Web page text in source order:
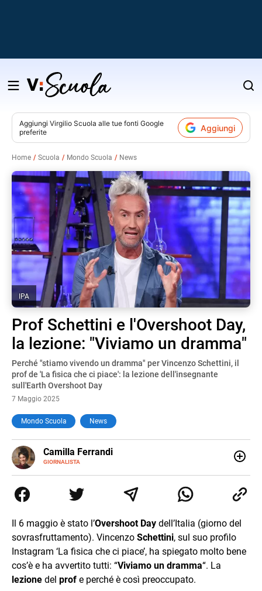
Salta
contenuto
Aggiungi Virgilio Scuola alle tue fonti Google
preferite
Aggiungi
Home Scuola Mondo Scuola News
IPA
Prof Schettini e l'Overshoot Day,
la lezione: "Viviamo un dramma"
Perché "stiamo vivendo un dramma" per Vincenzo Schettini, il
prof de 'La fisica che ci piace': la lezione dell'insegnante
sull'Earth Overshoot Day
7 Maggio 2025
Mondo Scuola News
Camilla Ferrandi
GIORNALISTA
E-
MAIL
LINKEDIN
di trasformare la passione per la scrittura in un lavoro, e
da lì non mi sono più fermata. L’attualità è il mio pane
mente.
Il 6 maggio è stato l’Overshoot Day dell’Italia (giorno del
sovrasfruttamento). Vincenzo Schettini, sul suo profilo
Instagram ‘La fisica che ci piace’, ha spiegato molto bene
cos’è e ha avvertito tutti: “Viviamo un dramma“. La
lezione del prof e perché è così preoccupato.